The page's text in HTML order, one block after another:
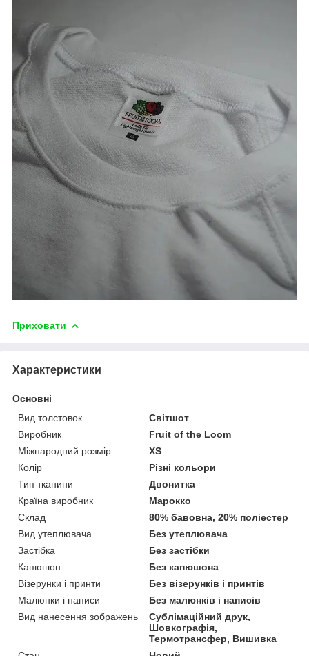
Приховати
Характеристики
Основні
Вид толстовок
Світшот
Виробник
Fruit of the Loom
Міжнародний розмір
XS
Колір
Різні кольори
Тип тканини
Двонитка
Країна виробник
Марокко
Склад
80% бавовна, 20% поліестер
Вид утеплювача
Без утеплювача
Застібка
Без застібки
Капюшон
Без капюшона
Візерунки і принти
Без візерунків і принтів
Малюнки і написи
Без малюнків і написів
Вид нанесення зображень
Сублімаційний друк,
Шовкографія,
Термотрансфер, Вишивка